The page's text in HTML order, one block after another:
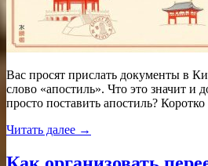
Вас просят прислать документы в
слово «апостиль». Что это значит и
просто поставить апостиль?
Читать далее →